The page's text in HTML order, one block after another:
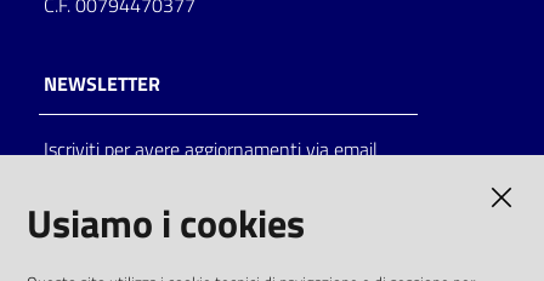
on line
NEWSLETTER
Iscriviti per avere aggiornamenti via email
Usiamo i cookies